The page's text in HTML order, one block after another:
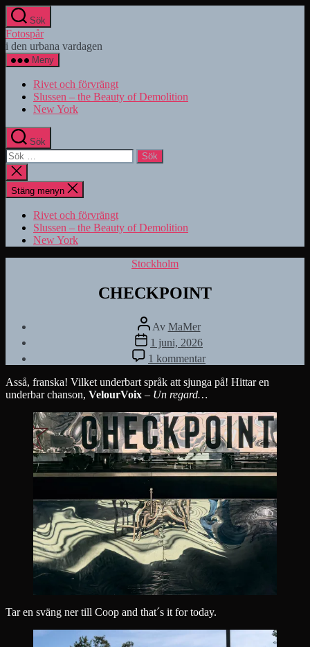
Hoppa
till
innehåll
Sök
Fotospår
i den urbana vardagen
Meny
Rivet och förvrängt
Slussen – the Beauty of Demolition
New York
Sök
Sök
efter:
Stäng
sökningen
Stäng menyn
Rivet och förvrängt
Slussen – the Beauty of Demolition
New York
Kategorier
Stockholm
CHECKPOINT
Inläggsförfattare
Av MaMer
Inläggsdatum
1 juni, 2026
1 kommentartill
CHECKPOINT
Asså, franska! Vilket underbart språk att sjunga på! Hittar en
underbar chanson, VelourVoix – Un regard…
Tar en sväng ner till Coop and that´s it for today.